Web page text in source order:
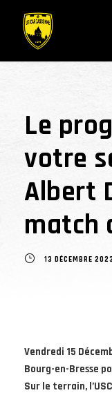
Le
votre
Albert
match
13 DÉCEMBRE 2023
Vendredi 15
Bourg-en-Bresse
Sur le terrain,